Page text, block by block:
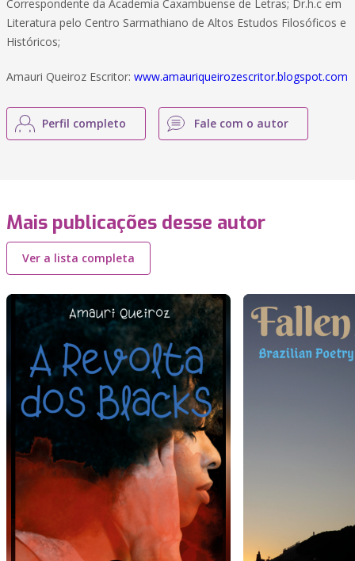
Correspondente da Academia Caxambuense de Letras; Dr.h.c em
Literatura pelo Centro Sarmathiano de Altos Estudos Filosóficos e
Históricos;
Amauri Queiroz Escritor: www.amauriqueirozescritor.blogspot.com
Perfil completo Fale com o autor
Mais publicações desse autor
Ver a lista completa